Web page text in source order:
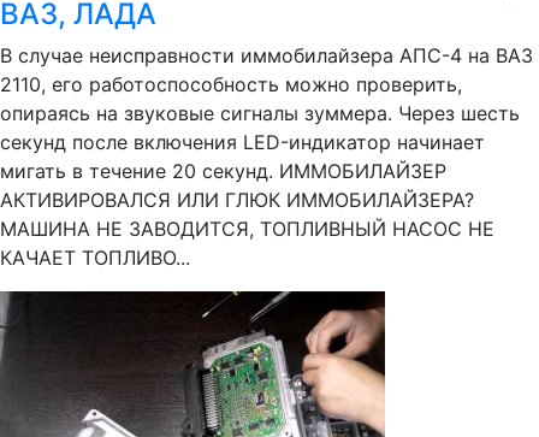
ВАЗ, ЛАДА
В случае неисправности иммобилайзера АПС-4 на ВАЗ
2110, его работоспособность можно проверить,
опираясь на звуковые сигналы зуммера. Через шесть
секунд после включения LED-индикатор начинает
мигать в течение 20 секунд. ИММОБИЛАЙЗЕР
АКТИВИРОВАЛСЯ ИЛИ ГЛЮК ИММОБИЛАЙЗЕРА?
МАШИНА НЕ ЗАВОДИТСЯ, ТОПЛИВНЫЙ НАСОС НЕ
КАЧАЕТ ТОПЛИВО...